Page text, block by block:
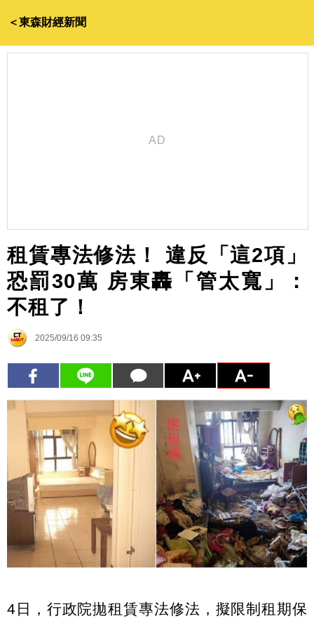
＜東森財經新聞
租賃專法修法！ 違反「這2項」
恐罰30萬 房東轟「管太寬」：
不租了！
2025/09/16 09:35
4日，行政院拋租賃專法修法，擬限制租期保